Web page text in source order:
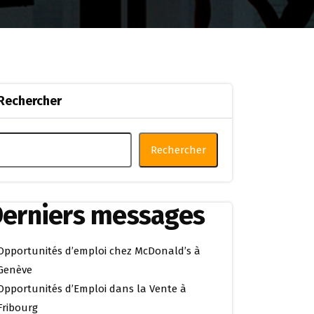
Rechercher
messages
d’emploi chez McDonald’s à
d’Emploi dans la Vente à